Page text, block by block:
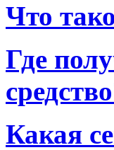
Что
Где
Какая